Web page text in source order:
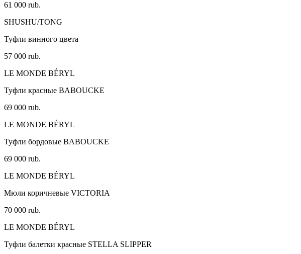
61 000 rub.
SHUSHU/TONG
Туфли винного цвета
57 000 rub.
LE MONDE BÉRYL
Туфли красные BABOUCKE
69 000 rub.
LE MONDE BÉRYL
Туфли бордовые BABOUCKE
69 000 rub.
LE MONDE BÉRYL
Мюли коричневые VICTORIA
70 000 rub.
LE MONDE BÉRYL
Туфли балетки красные STELLA SLIPPER